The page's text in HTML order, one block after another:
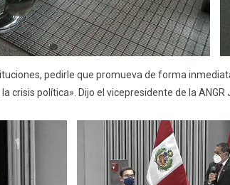
pedirle que promueva de forma
crisis política». Dijo el vicepresidente de la